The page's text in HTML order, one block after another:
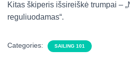
Kitas škiperis išsireiškė trumpai –
reguliuodamas“.
Categories: SAILING 101